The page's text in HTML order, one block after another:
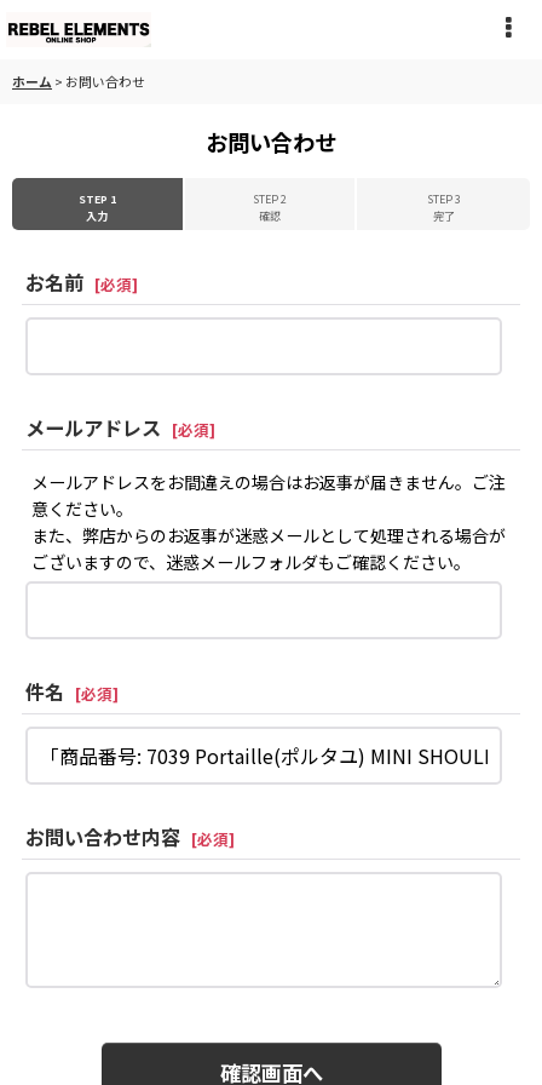
ホーム > お問い合わせ
お問い合わせ
STEP 1
入力
STEP 2
確認
STEP 3
完了
お名前 [必須]
メールアドレス [必須]
メールアドレスをお間違えの場合はお返事が届きません。ご注
意ください。
また、弊店からのお返事が迷惑メールとして処理される場合が
ございますので、迷惑メールフォルダもご確認ください。
件名 [必須]
お問い合わせ内容 [必須]
確認画面へ